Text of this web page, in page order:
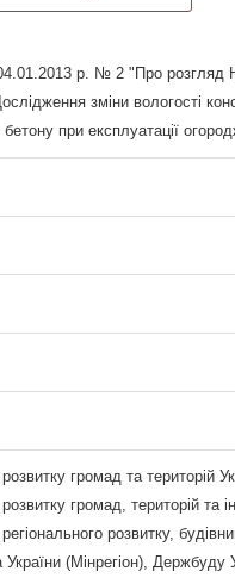
р. № 2 "Про розгляд
зміни вологості
бетону при експлуатації
розвитку громад та територій
розвитку громад, територій та
регіонального розвитку,
України (Мінрегіон), Держбуду